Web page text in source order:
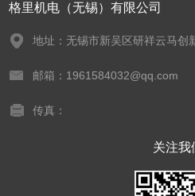
格里机电（无锡）有限公司
地址：无锡市新吴区研祥云马创
邮箱：1961584032@qq.com
传真：
关注我